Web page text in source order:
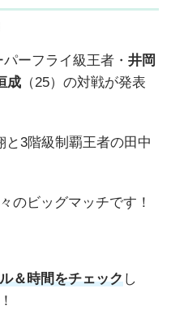
ーフライ級王者・ 井岡
成 （25）の対戦が発表
3階級制覇王者の田中
のビッグマッチです！
＆時間をチェックし